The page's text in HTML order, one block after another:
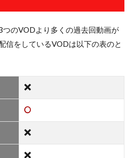
のVODより多くの過去回動画が
信をしているVODは以下の表のと